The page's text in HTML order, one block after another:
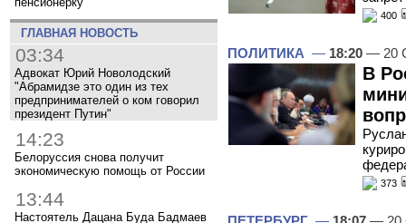
ГЛАВНАЯ НОВОСТЬ
03:34
Адвокат Юрий Новолодский
"Абрамидзе это один из тех
предпринимателей о ком говорил
президент Путин"
14:23
Белоруссия снова получит
экономическую помощь от России
13:44
Настоятель Дацана Буда Бадмаев
400
ПОЛИТИКА — 18:20 — 20
В
373